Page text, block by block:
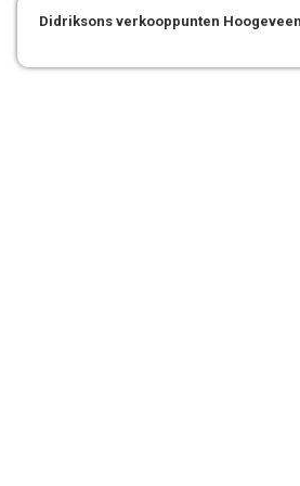
Didriksons verkooppunten